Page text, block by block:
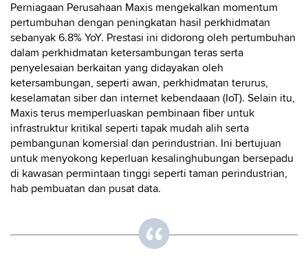
Perniagaan Perusahaan Maxis mengekalkan momentum
pertumbuhan dengan peningkatan hasil perkhidmatan
sebanyak 6.8% YoY. Prestasi ini didorong oleh pertumbuhan
dalam perkhidmatan ketersambungan teras serta
penyelesaian berkaitan yang didayakan oleh
ketersambungan, seperti awan, perkhidmatan terurus,
keselamatan siber dan internet kebendaaan (IoT). Selain itu,
Maxis terus memperluaskan pembinaan fiber untuk
infrastruktur kritikal seperti tapak mudah alih serta
pembangunan komersial dan perindustrian. Ini bertujuan
untuk menyokong keperluan kesalinghubungan bersepadu
di kawasan permintaan tinggi seperti taman perindustrian,
hab pembuatan dan pusat data.